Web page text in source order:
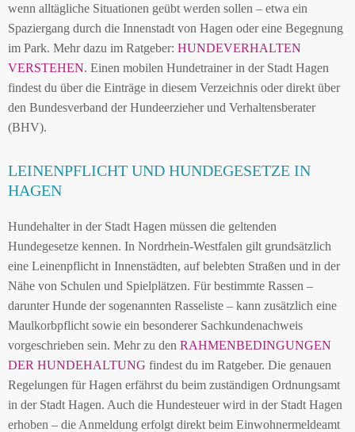
wenn alltägliche Situationen geübt werden sollen – etwa ein
Spaziergang durch die Innenstadt von Hagen oder eine Begegnung
im Park. Mehr dazu im Ratgeber: HUNDEVERHALTEN
VERSTEHEN. Einen mobilen Hundetrainer in der Stadt Hagen
findest du über die Einträge in diesem Verzeichnis oder direkt über
den Bundesverband der Hundeerzieher und Verhaltensberater
(BHV).
LEINENPFLICHT UND HUNDEGESETZE IN
HAGEN
Hundehalter in der Stadt Hagen müssen die geltenden
Hundegesetze kennen. In Nordrhein-Westfalen gilt grundsätzlich
eine Leinenpflicht in Innenstädten, auf belebten Straßen und in der
Nähe von Schulen und Spielplätzen. Für bestimmte Rassen –
darunter Hunde der sogenannten Rasseliste – kann zusätzlich eine
Maulkorbpflicht sowie ein besonderer Sachkundenachweis
vorgeschrieben sein. Mehr zu den RAHMENBEDINGUNGEN
DER HUNDEHALTUNG findest du im Ratgeber. Die genauen
Regelungen für Hagen erfährst du beim zuständigen Ordnungsamt
in der Stadt Hagen. Auch die Hundesteuer wird in der Stadt Hagen
erhoben – die Anmeldung erfolgt direkt beim Einwohnermeldeamt